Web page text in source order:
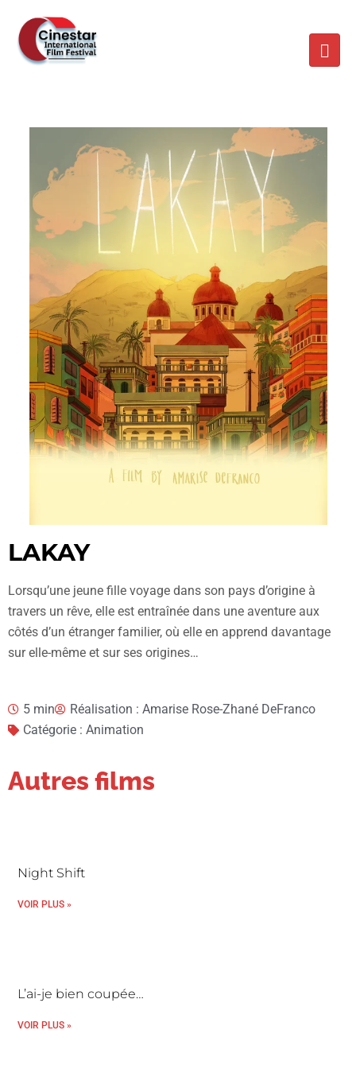
LAKAY
Lorsqu’une jeune fille voyage dans son pays d’origine à
travers un rêve, elle est entraînée dans une aventure aux
côtés d’un étranger familier, où elle en apprend davantage
sur elle-même et sur ses origines…
5 min
Réalisation : Amarise Rose-Zhané DeFranco
Catégorie : Animation
Autres films
Night Shift
VOIR PLUS »
L’ai-je bien coupée…
VOIR PLUS »